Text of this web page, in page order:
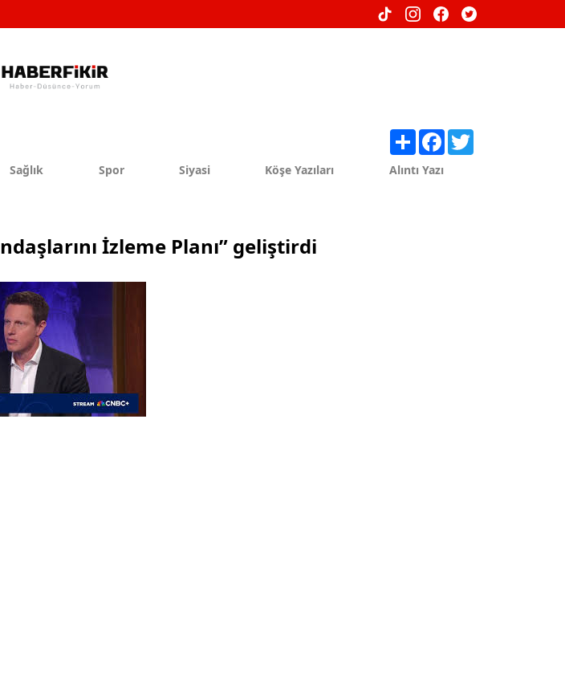
Sağlık Spor Siyasi Köşe Yazıları Alıntı Yazı
İzleme Planı” geliştirdi
Share Facebook